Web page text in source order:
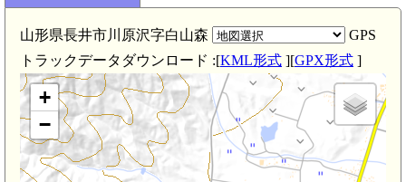
山形県長井市川原沢字白山森
GPS
トラックデータダウンロード :[KML形式 ][GPX形式 ]
+
−